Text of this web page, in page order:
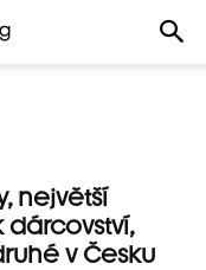
největší
dárcovství,
v Česku